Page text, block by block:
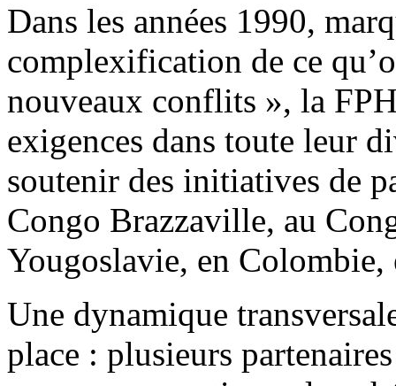
Dans les années 1990,
complexification de ce
nouveaux conflits », la
exigences dans toute leur
soutenir des initiatives de
Congo Brazzaville, au
Yougoslavie, en
Une dynamique
place : plusieurs